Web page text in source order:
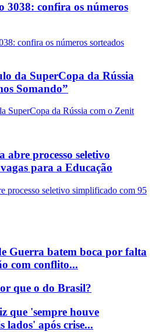
3038: confira os números
da SuperCopa da Rússia
Somando”
processo seletivo
para a Educação
Guerra batem boca por falta
com conflito...
que o do Brasil?
que 'sempre houve
lados' após crise...